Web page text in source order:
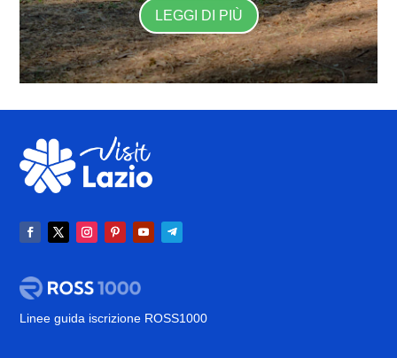
LEGGI DI PIÙ
Linee guida iscrizione ROSS1000